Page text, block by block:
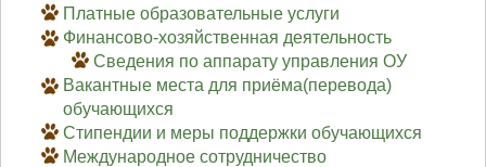
Платные образовательные услуги
Финансово-хозяйственная деятельность
Сведения по аппарату управления ОУ
Вакантные места для приёма(перевода)
обучающихся
Стипендии и меры поддержки обучающихся
Международное сотрудничество